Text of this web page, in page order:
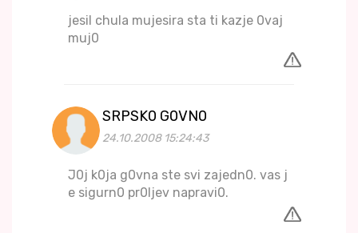
jesil chula mujesira sta ti kazje 0vaj
muj0
SRPSK0 G0VN0
24.10.2008 15:24:43
J0j k0ja g0vna ste svi zajedn0. vas j
e sigurn0 pr0ljev napravi0.